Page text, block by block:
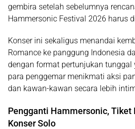
gembira setelah sebelumnya
Hammersonic Festival 2026 harus
Konser ini sekaligus menandai
Romance ke panggung Indonesia
dengan format pertunjukan tunggal
para penggemar menikmati aksi
dan kawan-kawan secara lebih
Pengganti Hammersonic, Tiket
Konser Solo